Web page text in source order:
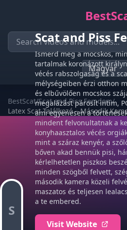
BestScat/Scat and Piss Femdom/
Latex Scat Találkozó – Második
S
Scat and Piss
Ismerd meg a mocskos,
tartalmak koronázott
vécés rabszolgaság és a
mélységeiben érzi otthon
és elbűvölően mocskos
megalázást párosít intim,
ami egyenesen a
mindent felvonultatnak a
konyhaasztalos vécés
mint a száraz kenyér, a
bőven akad bennük pisi,
kérlelhetetlen piszkos
minden szögből felvett,
második kamera közeli
maszatos és teljesen
a te embered.
Visit Website